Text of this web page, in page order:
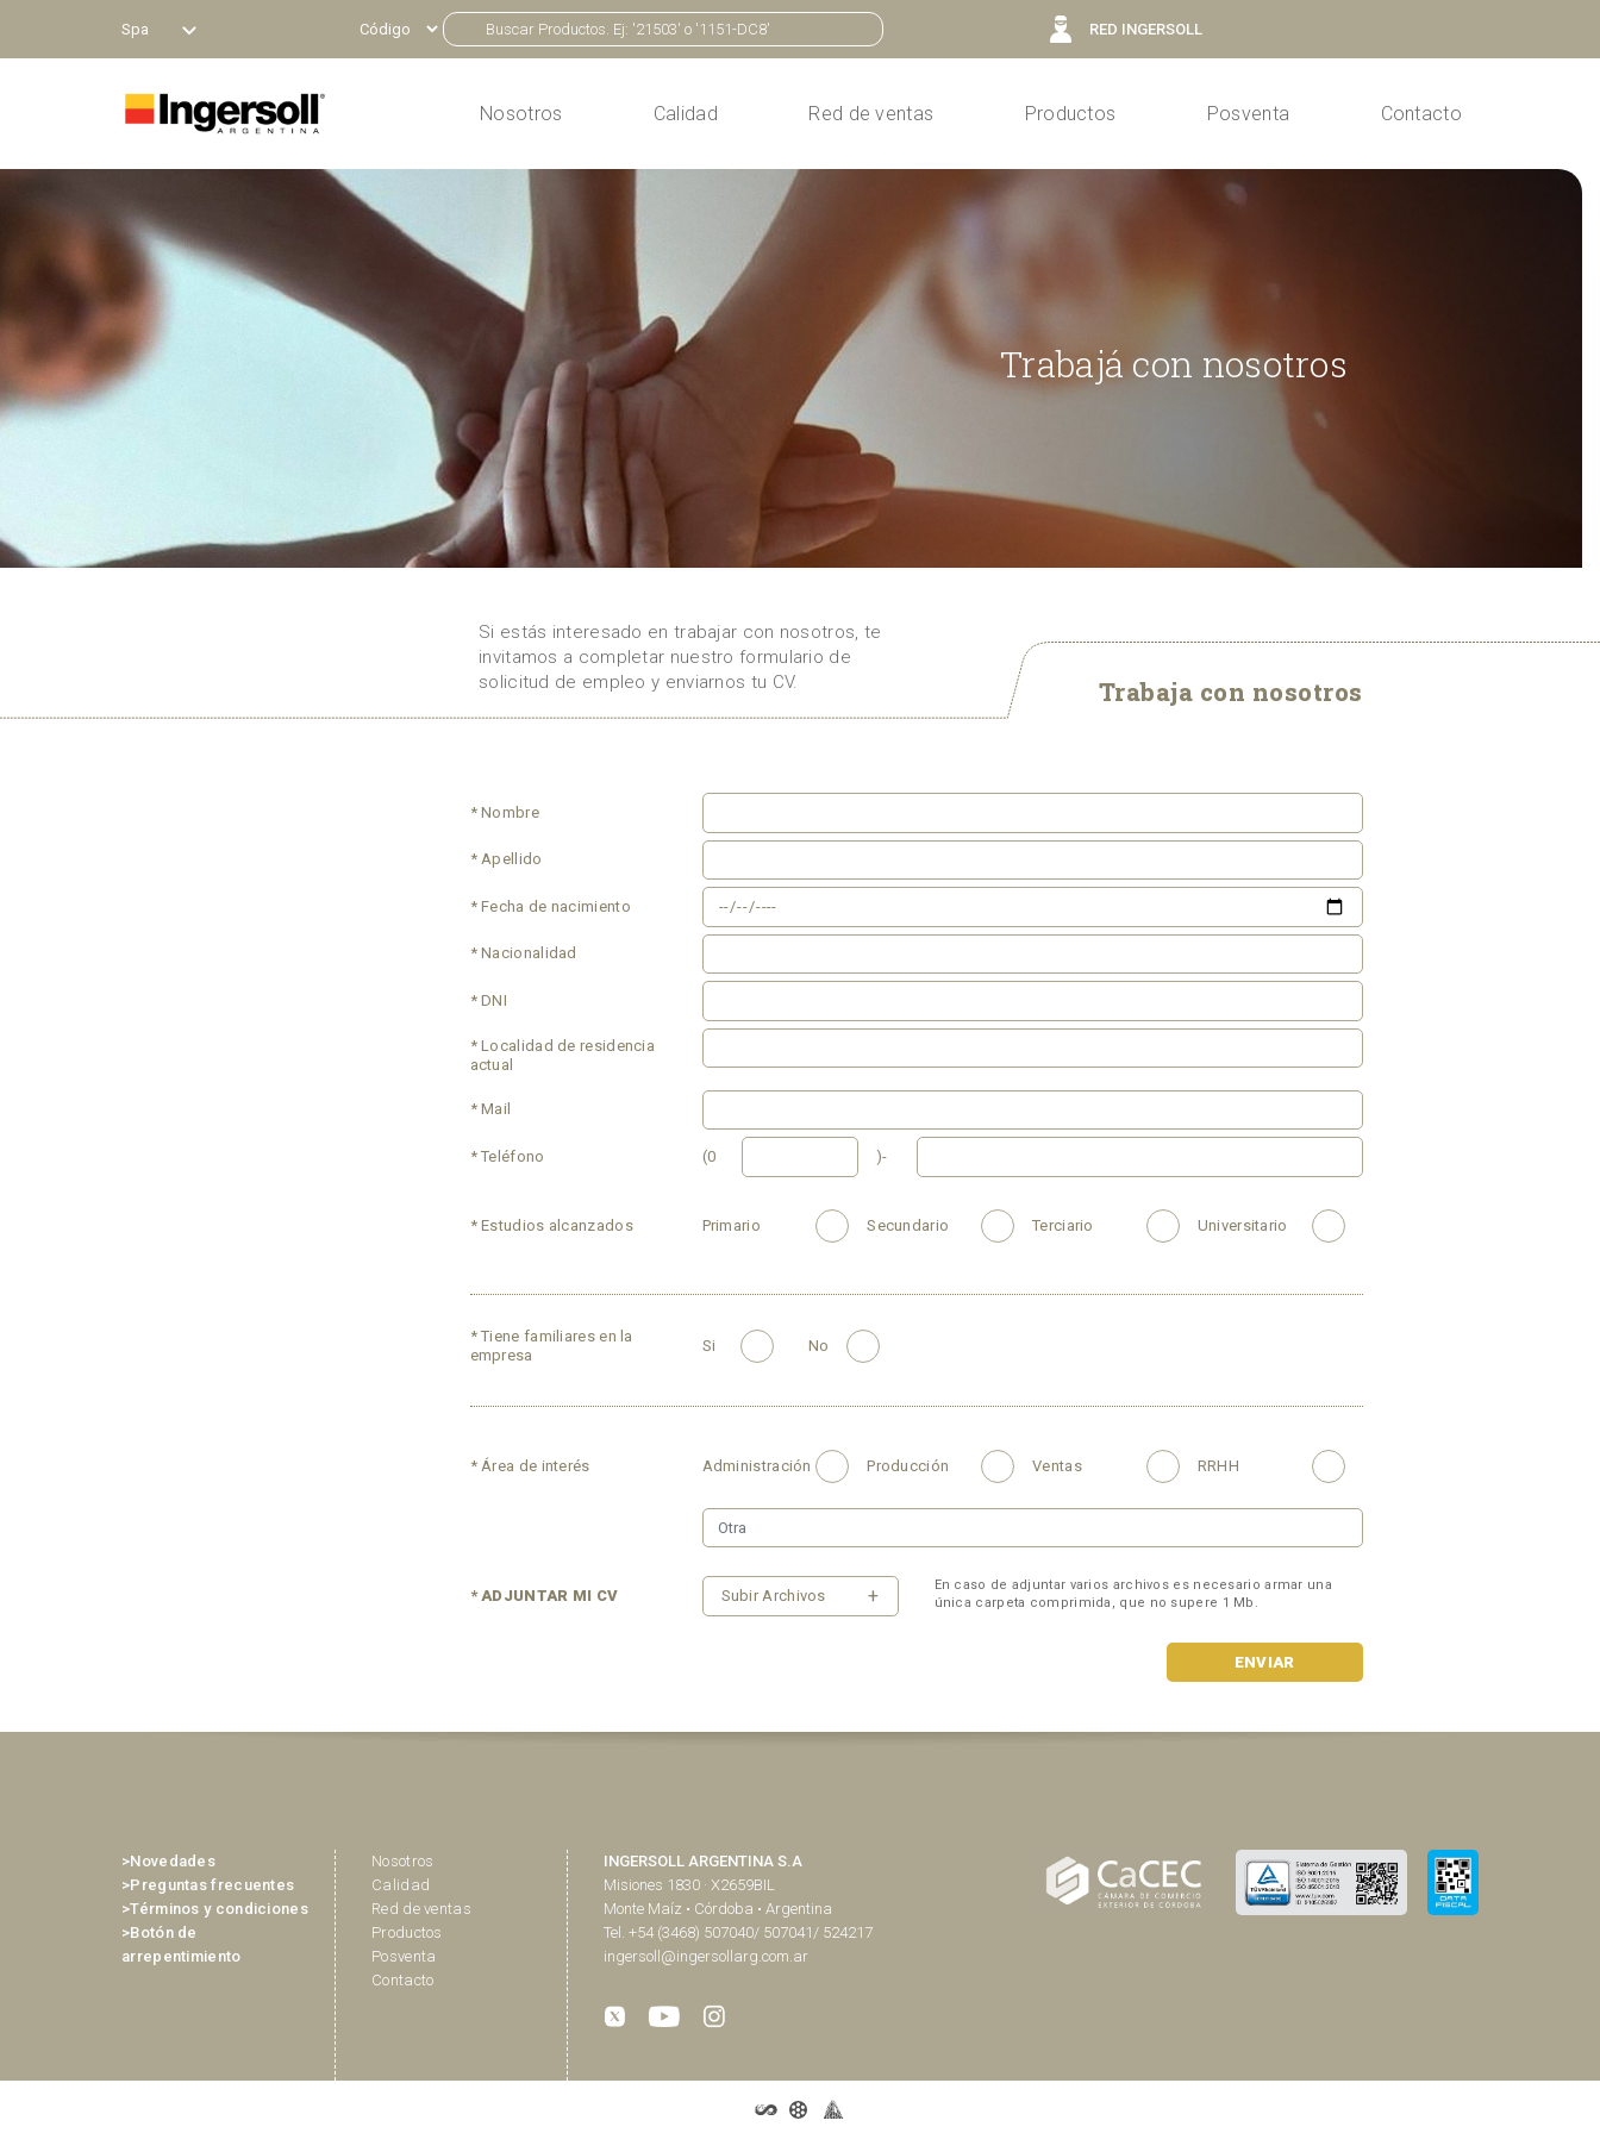
Spa RED INGERSOLL
Nosotros Calidad Red de ventas Productos Posventa Contacto
Trabajá con nosotros
Si estás interesado en trabajar con nosotros, te
invitamos a completar nuestro formulario de
solicitud de empleo y enviarnos tu CV.
Trabaja con nosotros
* Nombre
* Apellido
* Fecha de nacimiento
* Nacionalidad
* DNI
* Localidad de residencia
actual
* Mail
* Teléfono (0 )-
* Estudios alcanzados Primario Secundario Terciario Universitario
* Tiene familiares en la
empresa
Si No
* Área de interés Administración Producción Ventas RRHH
* ADJUNTAR MI CV Subir Archivos +
En caso de adjuntar varios archivos es necesario armar una
única carpeta comprimida, que no supere 1 Mb.
>Novedades
>Preguntas frecuentes
>Términos y condiciones
>Botón de
arrepentimiento
Nosotros
Calidad
Red de ventas
Productos
Posventa
Contacto
INGERSOLL ARGENTINA S.A
Misiones 1830 · X2659BIL
Monte Maíz • Córdoba • Argentina
Tel. +54 (3468) 507040/ 507041/ 524217
ingersoll@ingersollarg.com.ar